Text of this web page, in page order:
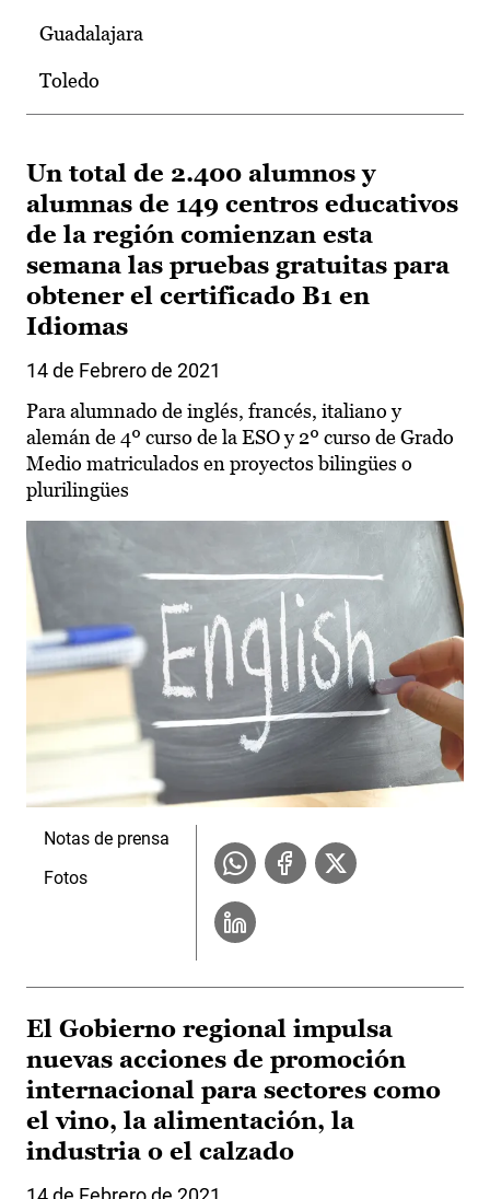
Guadalajara
Toledo
Un total de 2.400 alumnos y
alumnas de 149 centros educativos
de la región comienzan esta
semana las pruebas gratuitas para
obtener el certificado B1 en
Idiomas
14 de Febrero de 2021
Para alumnado de inglés, francés, italiano y
alemán de 4º curso de la ESO y 2º curso de Grado
Medio matriculados en proyectos bilingües o
plurilingües
Notas de prensa
Fotos
El Gobierno regional impulsa
nuevas acciones de promoción
internacional para sectores como
el vino, la alimentación, la
industria o el calzado